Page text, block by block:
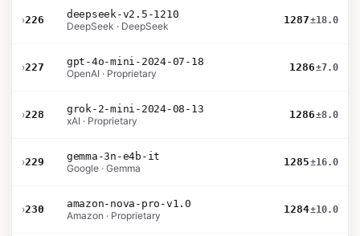
›226
deepseek-v2.5-1210
DeepSeek · DeepSeek
1287±18.0
›227
gpt-4o-mini-2024-07-18
OpenAI · Proprietary
1286±7.0
›228
grok-2-mini-2024-08-13
xAI · Proprietary
1286±8.0
›229
gemma-3n-e4b-it
Google · Gemma
1285±16.0
›230
amazon-nova-pro-v1.0
Amazon · Proprietary
1284±10.0